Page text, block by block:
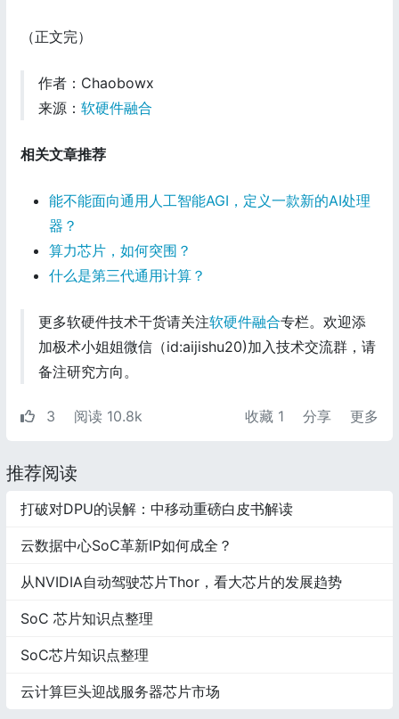
（正文完）
作者：Chaobowx
来源： 软硬件融合
相关文章推荐
能不能面向通用人工智能AGI，定义一款新的AI处理
器？
算力芯片，如何突围？
什么是第三代通用计算？
更多软硬件技术干货请关注软硬件融合专栏。欢迎添
加极术小姐姐微信（id:aijishu20)加入技术交流群，请
备注研究方向。
3 阅读 10.8k 收藏 1 分享 更多
推荐阅读
打破对DPU的误解：中移动重磅白皮书解读
云数据中心SoC革新IP如何成全？
从NVIDIA自动驾驶芯片Thor，看大芯片的发展趋势
SoC 芯片知识点整理
SoC芯片知识点整理
云计算巨头迎战服务器芯片市场